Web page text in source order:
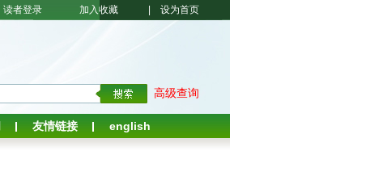
读者登录 加入收藏 设为首页
高级查询
友情链接 english